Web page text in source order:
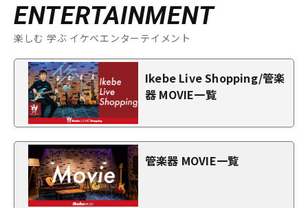
ENTERTAINMENT
楽しむ 学ぶ イケベエンターテイメント
Ikebe Live Shopping/管楽
器 MOVIE一覧
管楽器 MOVIE一覧